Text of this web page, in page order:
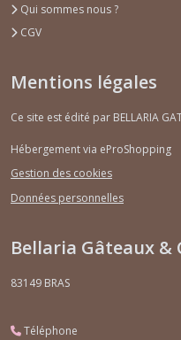
Qui sommes nous ?
CGV
Mentions légales
Ce site est édité par BELLARIA
Hébergement via eProShopping
Gestion des cookies
Données personnelles
Bellaria Gâteaux &
83149 BRAS
Téléphone